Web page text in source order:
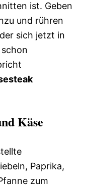
ist. Geben
und rühren
sich jetzt in
Käse
Paprika,
zum